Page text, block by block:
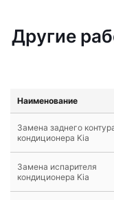
Другие
Наименование
Замена заднего
кондиционера Kia
Замена испарителя
кондиционера Kia